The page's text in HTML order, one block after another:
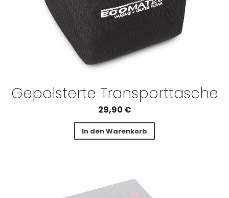
Gepolsterte Transporttasche
29,90 €
In den Warenkorb